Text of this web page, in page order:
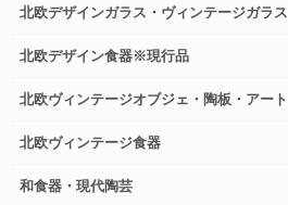
北欧デザインガラス・ヴィンテージガラス
北欧デザイン食器※現行品
北欧ヴィンテージオブジェ・陶板・アート
北欧ヴィンテージ食器
和食器・現代陶芸